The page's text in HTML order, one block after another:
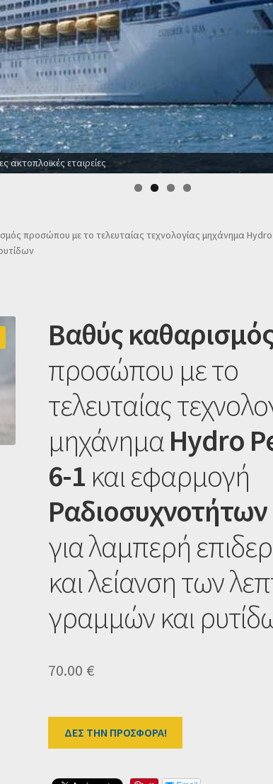
ξενοδοχεία για όλο το χρόνο
προσώπου με το τελευταίας τεχνολογίας μηχάνημα
Βαθύς
προσώπου με το
τελευταίας
μηχάνημαHydro
6-1 και εφαρμογή
Ραδιοσυχνοτήτων
για λαμπερή
και λείανση των
γραμμών και
70.00 €
ΔΕΣ ΤΗΝ ΠΡΟΣΦΟΡΑ!